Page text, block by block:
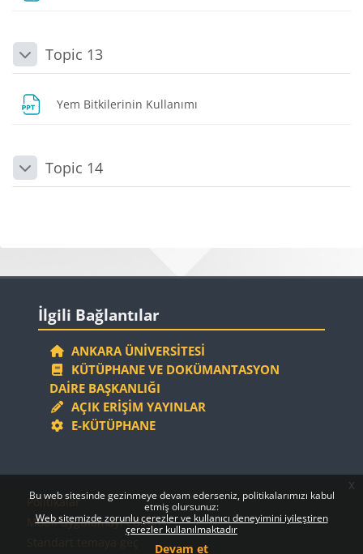
Bu web sitesinde gezinmeye devam ederseniz, politikalarımızı kabul
etmiş olursunuz:
Web sitemizde zorunlu çerezler ve kullanıcı deneyimini iyileştiren
çerezler kullanılmaktadır
Devam et
x
DaraltTopic 13
Yem Bitkilerinin Kullanımı
DaraltTopic 14
Bloklar
İlgili Bağlantılar
ANKARA ÜNIVERSITESI
KÜTÜPHANE VE DOKÜMANTASYON
DAIRE BAŞKANLIĞI
AÇIK ERIŞIM YAYINLAR
E-KÜTÜPHANE
Bloklar
Bloklar
Politikalar
Mobil uygulamayı edinin